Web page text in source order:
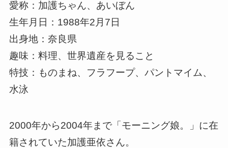
愛称：加護ちゃん、あいぼん
生年月日：1988年2月7日
出身地：奈良県
趣味：料理、世界遺産を見ること
特技：ものまね、フラフープ、パントマイム、
水泳
2000年から2004年まで「モーニング娘。」に在
籍されていた加護亜依さん。